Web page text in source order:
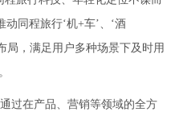
同程旅行‘机+车’、‘酒
局，满足用户多种场景下及时用
过在产品、营销等领域的全方